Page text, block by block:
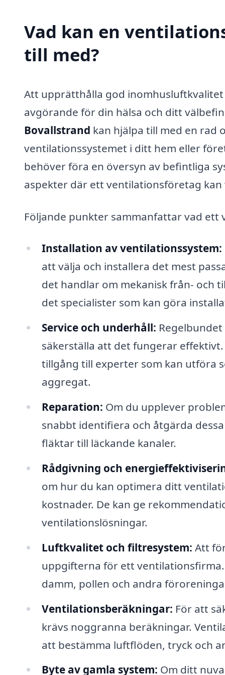
Vad kan en
till med?
Att upprätthålla god
avgörande för din hälsa och ditt
Bovallstrand kan hjälpa till med en rad
ventilationssystemet i ditt hem eller
behöver föra en översyn av befintliga
aspekter där ett ventilationsföretag
Följande punkter sammanfattar vad
Installation av ventilationssystem:
att välja och installera det mest
det handlar om mekanisk från- och
det specialister som kan göra
Service och underhåll:
säkerställa att det fungerar
tillgång till experter som kan utföra
aggregat.
Reparation: Om du upplever
snabbt identifiera och åtgärda
fläktar till läckande kanaler.
Rådgivning och
om hur du kan optimera ditt
kostnader. De kan ge
ventilationslösningar.
Luftkvalitet och filtresystem: Att
uppgifterna för ett
damm, pollen och andra
Ventilationsberäkningar: För att
krävs noggranna beräkningar.
att bestämma luftflöden, tryck och
Byte av gamla system: Om ditt